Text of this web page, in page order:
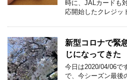
時に、JALカードも
応開始したクレジッ
新型コロナで緊
じになってきた
今日は2020/04/06で
で、今シーズン最後